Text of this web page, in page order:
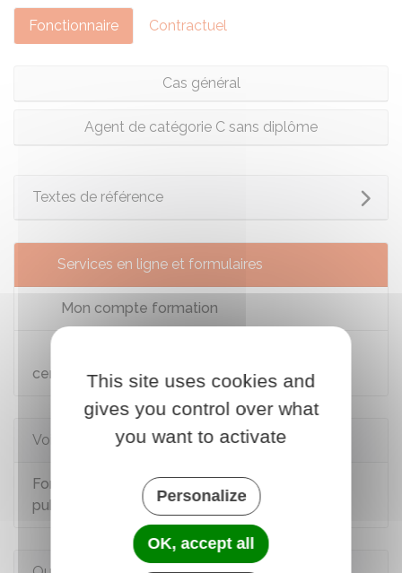
Fonctionnaire Contractuel
Cas général
Agent de catégorie C sans diplôme
Textes de référence
Services en ligne et formulaires
Mon compte formation
certifications professionnelles (RNCP)
Voir aussi
Formation professionnelle dans la fonction
publique
This site uses cookies and
gives you control over what
you want to activate
Personalize
OK, accept all